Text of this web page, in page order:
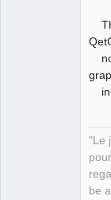
in
"Le
be